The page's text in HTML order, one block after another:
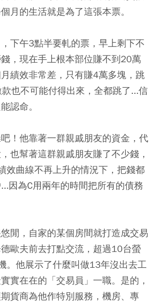
月的生活就是為了這張本票。
下午3點半要軋的票，早上剩下不
，現在手上根本部位賺不到20萬
績效非常差，只有賺4萬多塊，跳
也不可能付得出來，全都跳了...信
認命。
！他靠著一群親戚朋友的資金，代
也幫著這群親戚朋友賺了不少錢，
效曲線不再上升的情況下，把錢都
因為C用兩年的時間把所有的債務
閒，自家的某個房間就打造成交易
歐夫前去打點交流，超過10台螢
。他展示了什麼叫做13年沒出去工
實在在的「交易員」一職。是的，
貨商為他作特別服務，機房、專